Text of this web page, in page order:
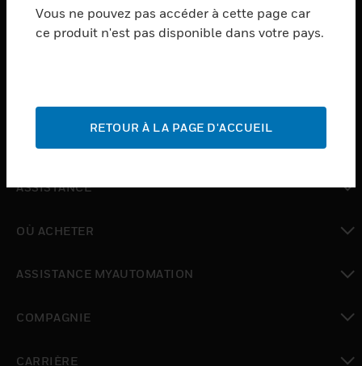
PRODUCTS
toggle view
INDUSTRIES
ASSISTANCE
OÙ ACHETER
ASSISTANCE MYAUTOMATION
COMPAGNIE
CARRIÈRE
Vous ne pouvez pas accéder à cette page car
ce produit n'est pas disponible dans votre pays.
RETOUR À LA PAGE D'ACCUEIL